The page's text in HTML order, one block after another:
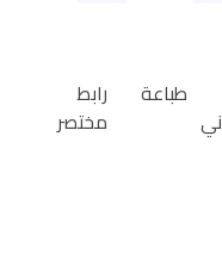
طباعة
رابط
مختصر